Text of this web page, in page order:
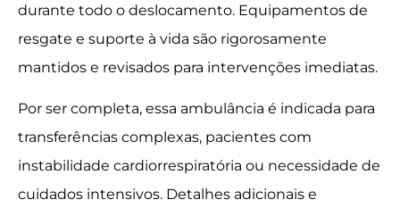
durante todo o deslocamento. Equipamentos de
resgate e suporte à vida são rigorosamente
mantidos e revisados para intervenções imediatas.
Por ser completa, essa ambulância é indicada para
transferências complexas, pacientes com
instabilidade cardiorrespiratória ou necessidade de
cuidados intensivos. Detalhes adicionais e